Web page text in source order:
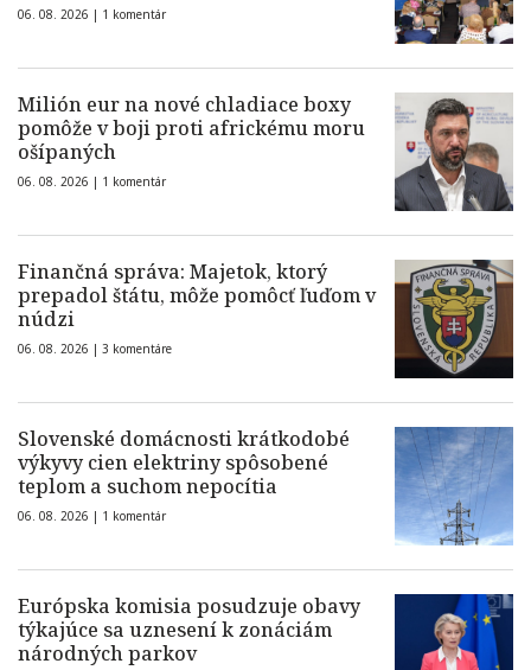
06. 08. 2026 | 1 komentár
Milión eur na nové chladiace boxy
pomôže v boji proti africkému moru
ošípaných
06. 08. 2026 | 1 komentár
Finančná správa: Majetok, ktorý
prepadol štátu, môže pomôcť ľuďom v
núdzi
06. 08. 2026 | 3 komentáre
Slovenské domácnosti krátkodobé
výkyvy cien elektriny spôsobené
teplom a suchom nepocítia
06. 08. 2026 | 1 komentár
Európska komisia posudzuje obavy
týkajúce sa uznesení k zonáciám
národných parkov